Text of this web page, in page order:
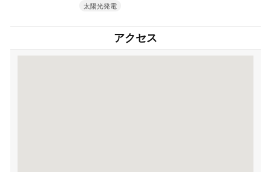
太陽光発電
アクセス